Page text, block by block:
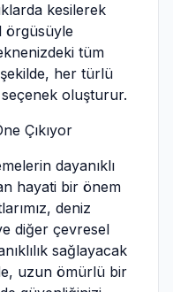
kesilerek
örgüsüyle
tüm
her türlü
oluşturur.
Çıkıyor
dayanıklı
hayati bir önem
deniz
diğer çevresel
sağlayacak
uzun ömürlü bir